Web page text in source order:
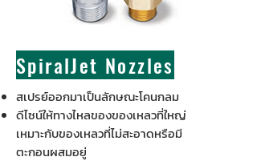
SpiralJet Nozzles
สเปรย์ออกมาเป็นลักษณะโคนกลม
ดีไซน์ให้ทางไหลของของเหลวที่ใหญ่
เหมาะกับของเหลวที่ไม่สะอาดหรือมี
ตะกอนผสมอยู่